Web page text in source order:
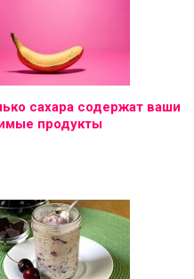
сахара содержат ваши
продукты